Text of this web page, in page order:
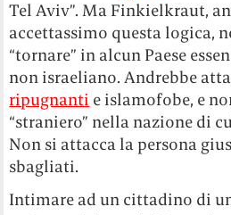
Tel Aviv”. Ma Finkielkraut,
accettassimo questa logica,
“tornare” in alcun Paese
non israeliano. Andrebbe
ripugnanti e islamofobe, e
“straniero” nella nazione di
Non si attacca la persona
sbagliati.
Intimare ad un cittadino di